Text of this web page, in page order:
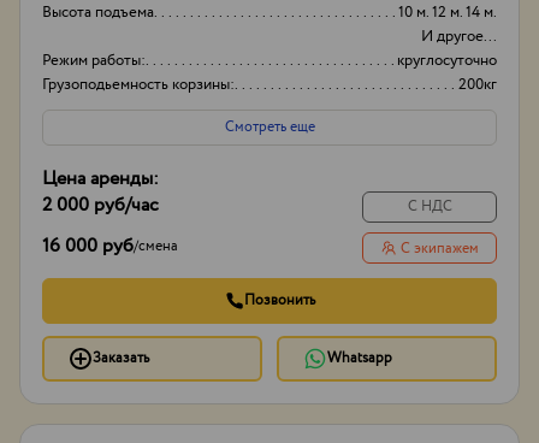
Высота подъема
10 м. 12 м. 14 м.
И другое...
Режим работы:
круглосуточно
Грузоподьемность корзины:
200кг
Боковой вылет стрелы
6
Смотреть еще
Цена аренды:
2 000 руб/час
16 000 руб/смена
С НДС
С экипажем
Позвонить
Заказать Whatsapp